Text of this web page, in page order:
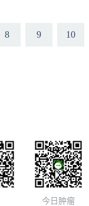
8 9 10
今日肿瘤